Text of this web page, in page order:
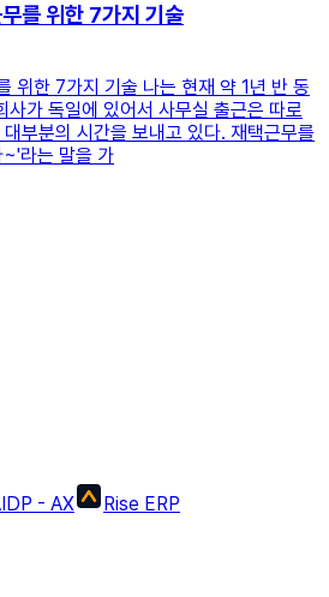
를 위한 7가지 기술
위한 7가지 기술 나는 현재 약 1년 반 동
사가 독일에 있어서 사무실 출근은 따로
부분의 시간을 보내고 있다. 재택근무를
라는 말을 가
- AX Rise ERP